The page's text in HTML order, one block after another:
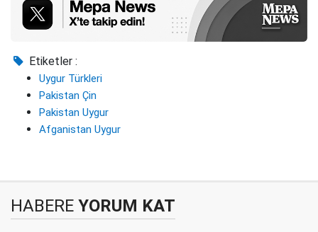
Etiketler :
Uygur Türkleri
Pakistan Çin
Pakistan Uygur
Afganistan Uygur
HABERE YORUM KAT